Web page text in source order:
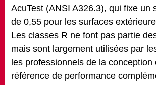
AcuTest (ANSI A326.3), qui fixe un
de 0,55 pour les surfaces
Les classes R ne font pas partie
mais sont largement utilisées par
les professionnels de la conception
référence de performance